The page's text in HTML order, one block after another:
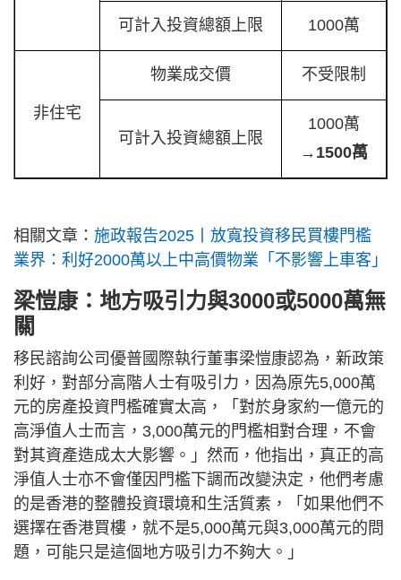
可計入投資總額上限 1000萬
非住宅
物業成交價 不受限制
可計入投資總額上限
1000萬
→ 1500萬
相關文章： 施政報告2025丨放寬投資移民買樓門檻
業界：利好2000萬以上中高價物業「不影響上車客」
梁愷康：地方吸引力與3000或5000萬無
關
移民諮詢公司優普國際執行董事梁愷康認為，新政策
利好，對部分高階人士有吸引力，因為原先5,000萬
元的房產投資門檻確實太高，「對於身家約一億元的
高淨值人士而言，3,000萬元的門檻相對合理，不會
對其資產造成太大影響。」然而，他指出，真正的高
淨值人士亦不會僅因門檻下調而改變決定，他們考慮
的是香港的整體投資環境和生活質素，「如果他們不
選擇在香港買樓，就不是5,000萬元與3,000萬元的問
題，可能只是這個地方吸引力不夠大。」